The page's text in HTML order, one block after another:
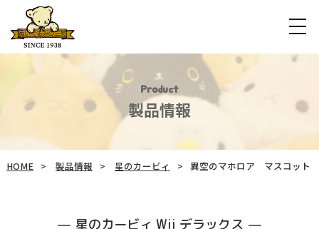
Product
製品情報
HOME 製品情報 星のカービィ 異空のマホロア マスコット
星のカービィ Wii デラックス